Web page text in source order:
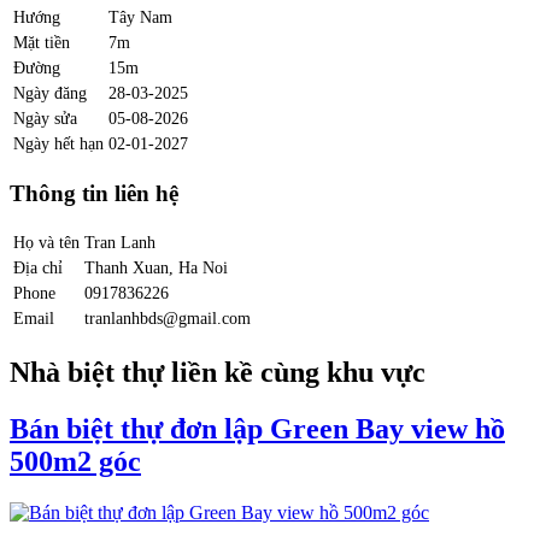
Hướng
Tây Nam
Mặt tiền
7m
Đường
15m
Ngày đăng
28-03-2025
Ngày sửa
05-08-2026
Ngày hết hạn 02-01-2027
Thông tin liên hệ
Họ và tên Tran Lanh
Địa chỉ
Thanh Xuan, Ha Noi
Phone
0917836226
Email
tranlanhbds@gmail.com
Nhà biệt thự liền kề cùng khu vực
Bán biệt thự đơn lập Green Bay view hồ
500m2 góc